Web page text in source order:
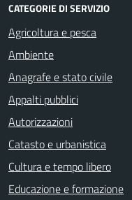
CATEGORIE DI SERVIZIO
Agricoltura e pesca
Ambiente
Anagrafe e stato civile
Appalti pubblici
Autorizzazioni
Catasto e urbanistica
Cultura e tempo libero
Educazione e formazione